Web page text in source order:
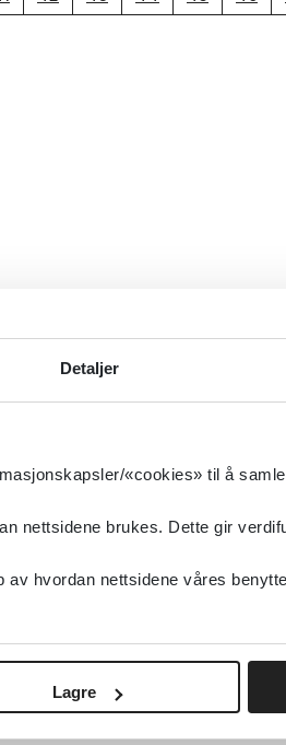
Detaljer
«cookies» til å
nettsidene brukes. Dette gir
hvordan nettsidene våres
Lagre